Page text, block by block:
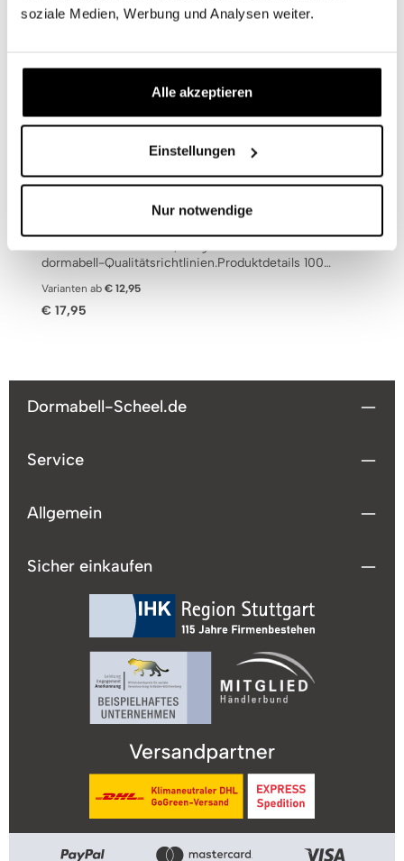
soziale Medien, Werbung und Analysen weiter.
Alle akzeptieren
Einstellungen
Nur notwendige
Produktsicherheit
Produktgalerie überspringen
Das passt dazu
dormabell Kissenbezug Satin natur
dormabell-Qualitätsrichtlinien.Produktdetails 100%
Reißverschluss (Ausnahme:
Nackenrollenbezug) OEKO-TEX® STANDARD 100
Varianten ab € 12,95
Regulärer Preis:
€ 17,95
Dormabell-Scheel.de
Service
Allgemein
Sicher einkaufen